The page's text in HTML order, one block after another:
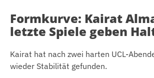
Formkurve: Kairat
letzte Spiele geben
Kairat hat nach zwei harten UCL-
wieder Stabilität gefunden.